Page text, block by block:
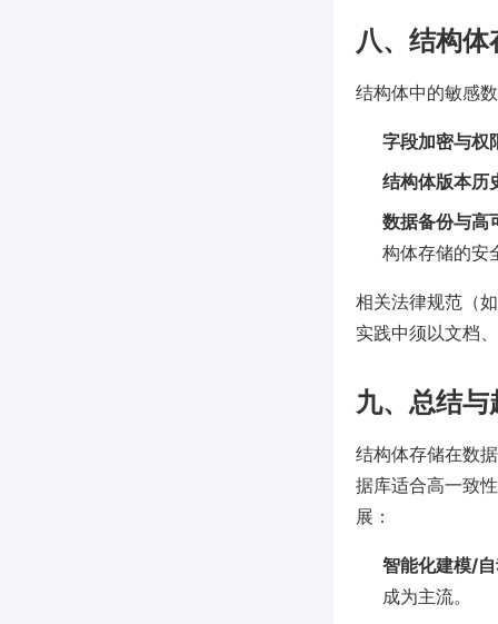
八、结构
结构体中的敏感
字段加密与权
结构体版本历
数据备份与高
构体存储的安
相关法律规范（
实践中须以文档
九、总结与
结构体存储在数
据库适合高一致
展：
智能化建模/
成为主流。